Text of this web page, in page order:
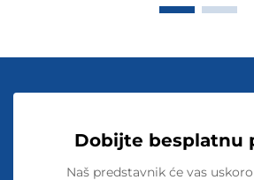
Dobijte besplatnu
Naš predstavnik će vas